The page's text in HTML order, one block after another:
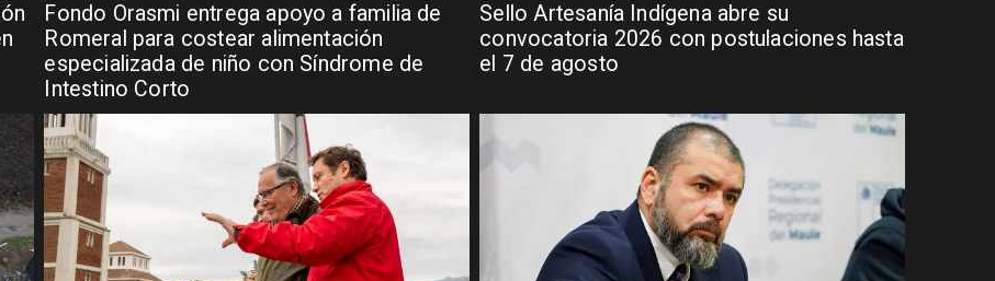
Fondo Orasmi entrega apoyo a familia de
Romeral para costear alimentación
especializada de niño con Síndrome de
Intestino Corto
Sello Artesanía Indígena abre su
convocatoria 2026 con postulaciones hasta
el 7 de agosto